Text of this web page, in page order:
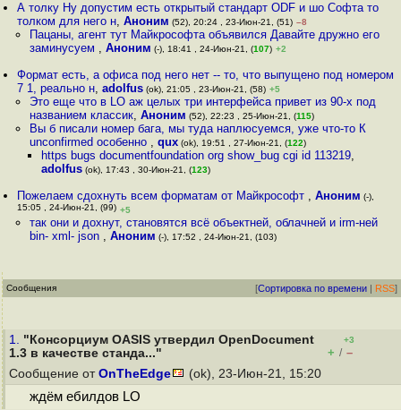
А толку Ну допустим есть открытый стандарт ODF и шо Софта то
толком для него н,Аноним (52), 20:24 , 23-Июн-21, (51) –8
Пацаны, агент тут Майкрософта объявился Давайте дружно его
заминусуем , Аноним (-), 18:41 , 24-Июн-21, (107) +2
Формат есть, а офиса под него нет -- то, что выпущено под номером
7 1, реально н,adolfus (ok), 21:05 , 23-Июн-21, (58) +5
Это еще что в LO аж целых три интерфейса привет из 90-х под
названием классик, Аноним (52), 22:23 , 25-Июн-21, (115)
Вы б писали номер бага, мы туда наплюсуемся, уже что-то К
unconfirmed особенно , qux(ok), 19:51 , 27-Июн-21, (122)
https bugs documentfoundation org show_bug cgi id 113219,
adolfus(ok), 17:43 , 30-Июн-21, (123)
Пожелаем сдохнуть всем форматам от Майкрософт ,Аноним (-),
15:05 , 24-Июн-21, (99) +5
так они и дохнут, становятся всё объектней, облачней и irm-ней
bin- xml- json , Аноним (-), 17:52 , 24-Июн-21, (103)
Сообщения [Сортировка по времени | RSS]
1. "Консорциум OASIS утвердил OpenDocument
1.3 в качестве станда..."
+3
+ / –
Сообщение от OnTheEdge (ok), 23-Июн-21, 15:20
ждём ебилдов LO